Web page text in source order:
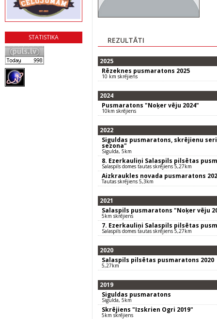
STATISTIKA REZULTĀTI
2025
Rēzeknes pusmaratons 2025
10 km skrējiens
2024
Pusmaratons "Noķer vēju 2024"
10km skrējiens
2022
Siguldas pusmaratons, skrējienu
sezona"
Sigulda, 5km
8. Ezerkauliņi Salaspils pilsētas
Salaspils domes tautas skrējiens 5,27km
Aizkraukles novada pusmaratons
Tautas skrējiens 5,3km
2021
Salaspils pusmaratons "Noķer vēju
5km skrējiens
7. Ezerkauliņi Salaspils pilsētas
Salaspils domes tautas skrējiens 5,27km
2020
Salaspils pilsētas pusmaratons 2020
5,27km
2019
Siguldas pusmaratons
Sigulda, 5km
Skrējiens "Izskrien Ogri 2019"
5km skrējiens